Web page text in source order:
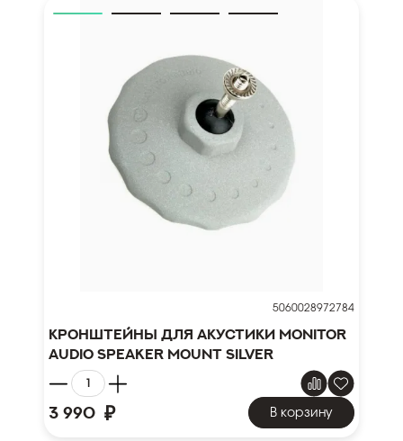
5060028972784
Кронштейны для акустики Monitor
Audio Speaker Mount Silver
3 990 ₽ В корзину